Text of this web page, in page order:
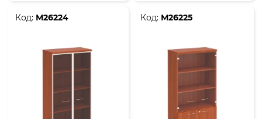
Код: М26224 Код: М26225